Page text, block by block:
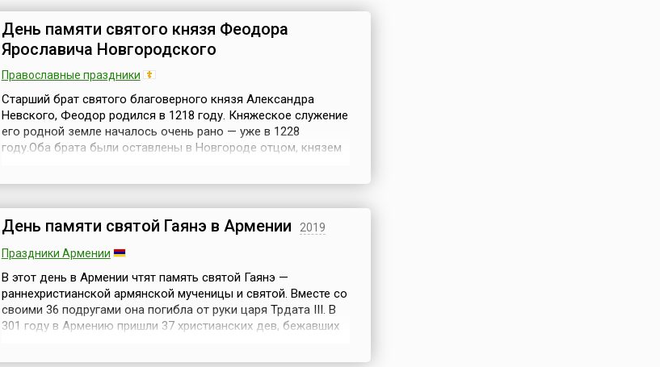
важный день для
сообщества историков
этот день в 1989 году б...
направлена на
обеспечение прав и
свобод граждан
Туркменистана,
Конституцией,
регистрацию и приведение
в соответствие с законом
нормативных правовых
День памяти святого князя Феодора
Ярославича Новгородского
Православные праздники
Старший брат святого благоверного князя Александра
Невского, Феодор родился в 1218 году. Княжеское служение
его родной земле началось очень рано — уже в 1228
году.Оба брата были оставлены в Новгороде отцом, князем
другого князя. В 1...
День памяти святой Гаянэ в Армении
2019
Праздники Армении
В этот день в Армении чтят память святой Гаянэ —
раннехристианской армянской мученицы и святой. Вместе со
своими 36 подругами она погибла от руки царя Трдата III. В
301 году в Армению пришли 37 христианских дев, бежавших